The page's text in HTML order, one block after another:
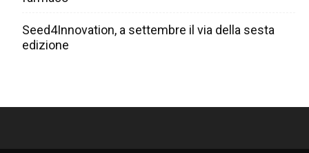
Seed4Innovation, a settembre il via della sesta
edizione